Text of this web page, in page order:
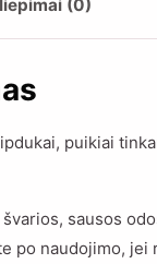
(0)
puikiai
sausos
po naudojimo,